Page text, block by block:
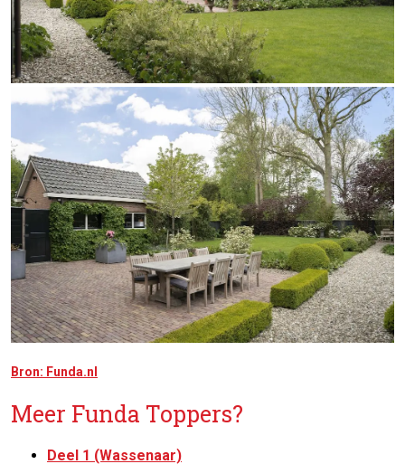
Bron: Funda.nl
Meer Funda Toppers?
Deel 1 (Wassenaar)